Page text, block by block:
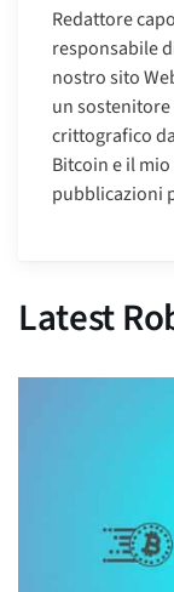
Redattore
responsabile
nostro sito
un
crittografico
Bitcoin e il
pubblicazioni
Latest